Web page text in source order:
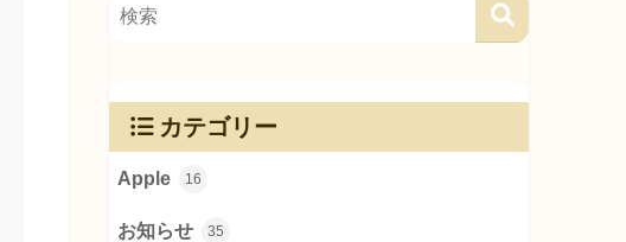
カテゴリー
Apple 16
お知らせ 35